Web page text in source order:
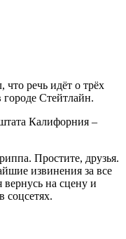
речь идёт о трёх
Стейтлайн.
Калифорния –
Простите, друзья.
извинения за все
вернусь на сцену и